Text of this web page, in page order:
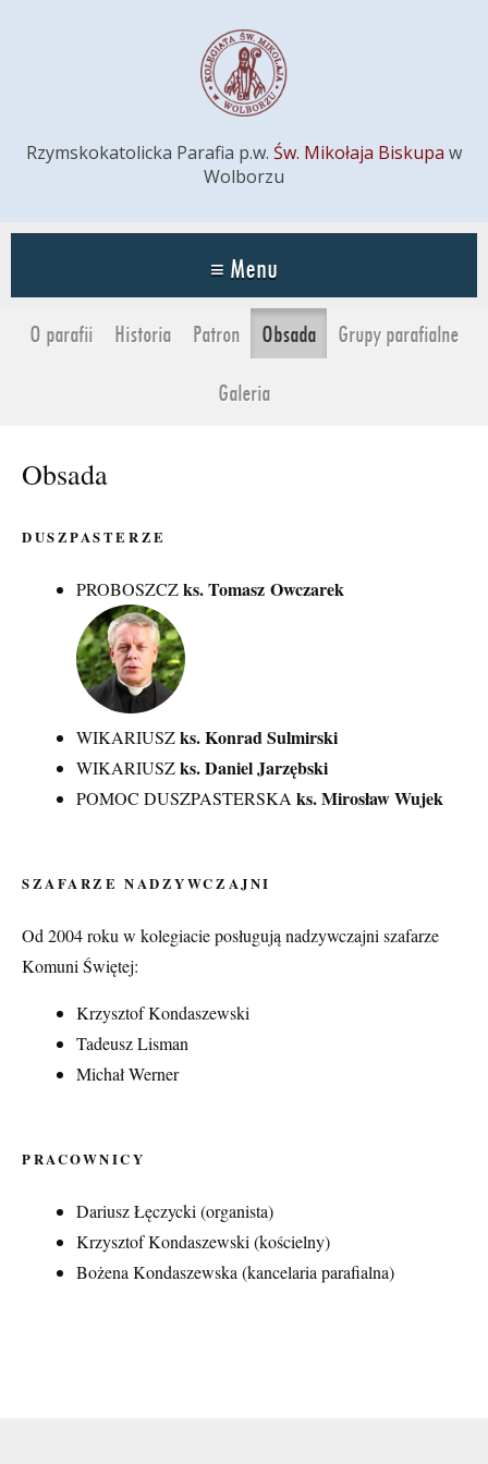
Rzymskokatolicka Parafia p.w. Św. Mikołaja Biskupa w
Wolborzu
≡ Menu
O parafii Historia Patron Obsada Grupy parafialne
Galeria
Obsada
DUSZPASTERZE
PROBOSZCZks. Tomasz Owczarek
WIKARIUSZks. Konrad Sulmirski
WIKARIUSZks. Daniel Jarzębski
POMOC DUSZPASTERSKA ks. Mirosław Wujek
SZAFARZE NADZYWCZAJNI
Od 2004 roku w kolegiacie posługują nadzywczajni szafarze
Komuni Świętej:
Krzysztof Kondaszewski
Tadeusz Lisman
Michał Werner
PRACOWNICY
Dariusz Łęczycki (organista)
Krzysztof Kondaszewski (kościelny)
Bożena Kondaszewska (kancelaria parafialna)